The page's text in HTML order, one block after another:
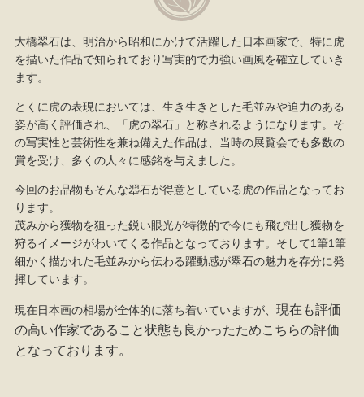
大橋翠石は、明治から昭和にかけて活躍した日本画家で、特に虎
を描いた作品で知られており写実的で力強い画風を確立していき
ます。
とくに虎の表現においては、生き生きとした毛並みや迫力のある
姿が高く評価され、「虎の翠石」と称されるようになります。そ
の写実性と芸術性を兼ね備えた作品は、当時の展覧会でも多数の
賞を受け、多くの人々に感銘を与えました。
今回のお品物もそんな翆石が得意としている虎の作品となってお
ります。
茂みから獲物を狙った鋭い眼光が特徴的で今にも飛び出し獲物を
狩るイメージがわいてくる作品となっております。そして1筆1筆
細かく描かれた毛並みから伝わる躍動感が翠石の魅力を存分に発
揮しています。
現在日本画の相場が全体的に落ち着いていますが、 現在も評価
の高い作家であること状態も良かったためこちらの評価
となっております。